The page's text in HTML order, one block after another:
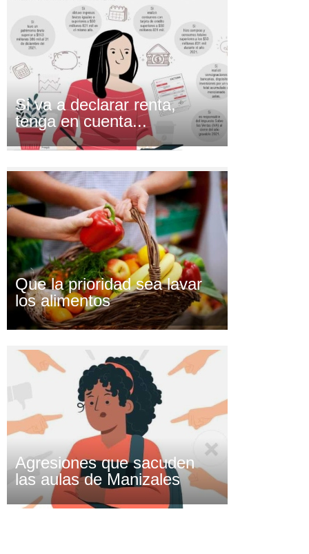
Si va a declarar renta,
tenga en cuenta...
Que la prioridad sea lavar
los alimentos
Agresiones que sacuden
las aulas de Manizales